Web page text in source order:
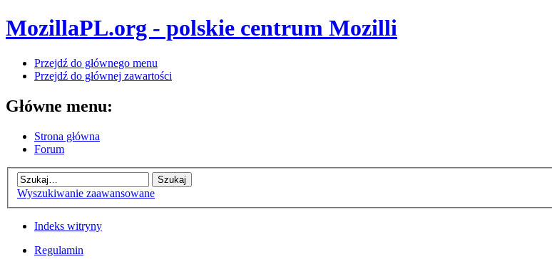
MozillaPL.org - polskie centrum Mozilli
Przejdź do głównego menu
Przejdź do głównej zawartości
Główne menu:
Strona główna
Forum
Wyszukiwanie zaawansowane
Indeks witryny
Regulamin